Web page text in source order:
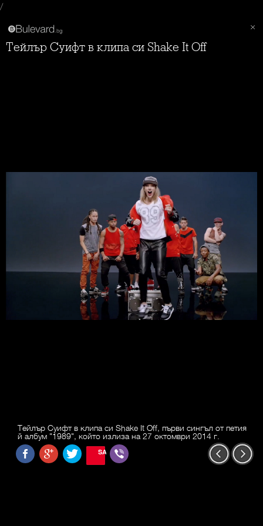
/
Тейлър Суифт в клипа си Shake It Off
Тейлър Суифт в клипа си Shake It Off, първи сингъл от петия
й албум "1989", който излиза на 27 октомври 2014 г.
SAVE